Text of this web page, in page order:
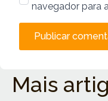
navegador para
Mais